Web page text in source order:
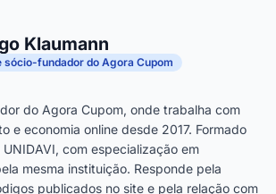
Klaumann
sócio-fundador do Agora Cupom
do Agora Cupom, onde trabalha com
e economia online desde 2017. Formado
com especialização em
mesma instituição. Responde pela
publicados no site e pela relação com